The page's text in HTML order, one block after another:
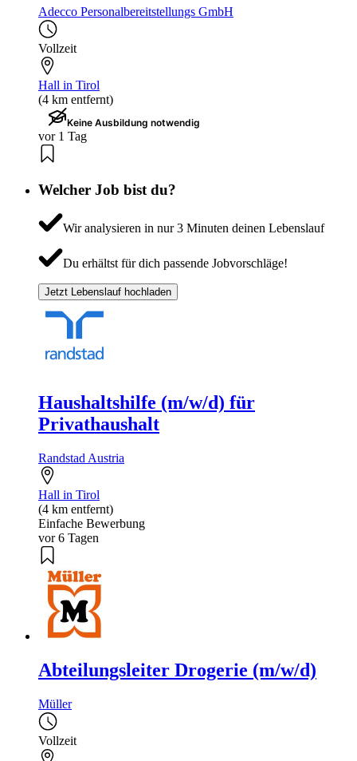
Adecco Personalbereitstellungs GmbH
Vollzeit
Hall in Tirol
(4 km entfernt)
Keine Ausbildung notwendig
vor 1 Tag
Welcher Job bist du?
Wir analysieren in nur 3 Minuten deinen Lebenslauf
Du erhältst für dich passende Jobvorschläge!
Jetzt Lebenslauf hochladen
Haushaltshilfe (m/w/d) für
Privathaushalt
Randstad Austria
Hall in Tirol
(4 km entfernt)
Einfache Bewerbung
vor 6 Tagen
Abteilungsleiter Drogerie (m/w/d)
Müller
Vollzeit